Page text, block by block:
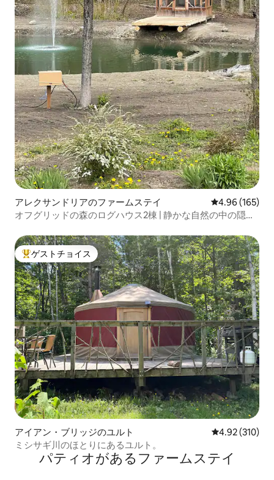
アレクサンドリアのファームステイ レビュー165
4.96 (165)
オフグリッドの森のログハウス2棟 | 静かな自然の中の隠れ
大好評のゲストチョイスです。
ゲストチョイス
アイアン・ブリッジのユルト レビュー310
4.92 (310)
ミシサギ川のほとりにあるユルト。
パティオがあるファームステイ